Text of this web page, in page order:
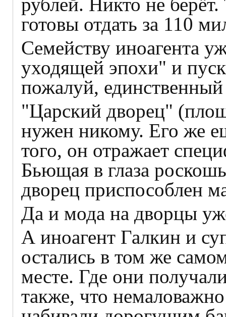
готовы отдать за 110
Семейству иноагента
уходящей эпохи" и
пожалуй,
"Царский дворец"
нужен никому. Его же
того, он отражает
Бьющая в глаза
дворец приспособлен
Да и мода на дворцы
А иноагент Галкин и
остались в том же
месте. Где они
также, что